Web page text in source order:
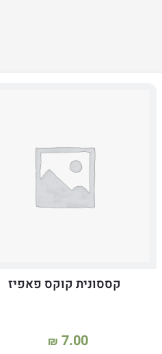
קססונית קוקס פאפיז
₪ 7.00